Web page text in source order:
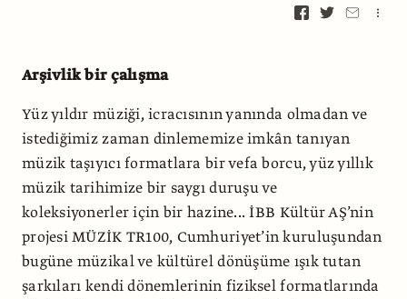
Arşivlik bir çalışma
Yüz yıldır müziği, icracısının yanında olmadan ve
istediğimiz zaman dinlememize imkân tanıyan
müzik taşıyıcı formatlara bir vefa borcu, yüz yıllık
müzik tarihimize bir saygı duruşu ve
koleksiyonerler için bir hazine... İBB Kültür AŞ’nin
projesi MÜZİK TR100, Cumhuriyet’in kuruluşundan
bugüne müzikal ve kültürel dönüşüme ışık tutan
şarkıları kendi dönemlerinin fiziksel formatlarında